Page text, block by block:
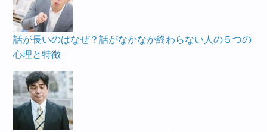
話が長いのはなぜ？話がなかなか終わらない人の５つの
心理と特徴